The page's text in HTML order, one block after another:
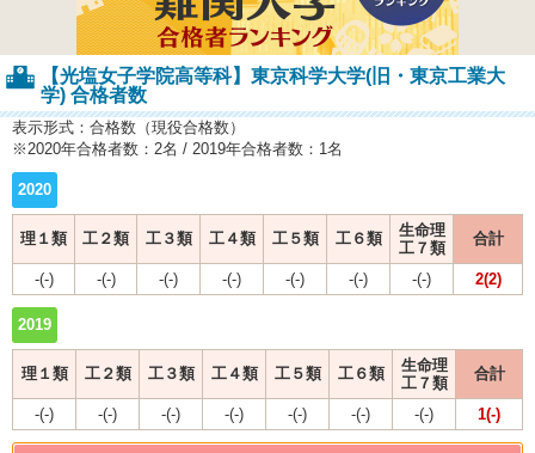
【光塩女子学院高等科】東京科学大学(旧・東京工業大
学) 合格者数
表示形式：合格数（現役合格数）
※2020年合格者数：2名 / 2019年合格者数：1名
2020
理１類 工２類 工３類 工４類 工５類 工６類
生命理
工７類
合計
-(-) -(-) -(-) -(-) -(-) -(-) -(-) 2(2)
2019
理１類 工２類 工３類 工４類 工５類 工６類
生命理
工７類
合計
-(-) -(-) -(-) -(-) -(-) -(-) -(-) 1(-)